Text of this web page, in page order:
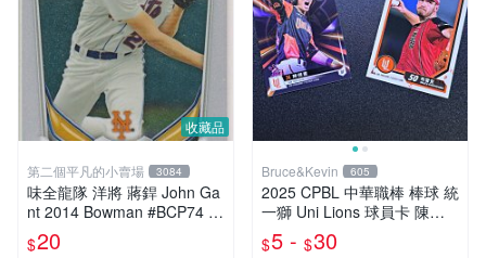
收藏品
第二個平凡的小賣場 3084
味全龍隊 洋將 蔣銲 John Ga
nt 2014 Bowman #BCP74 C
hrome 新秀球員卡
$20
Bruce&Kevin 605
2025 CPBL 中華職棒 棒球 統
一獅 Uni Lions 球員卡 陳傑
憲 布雷克 古林睿煬
$5 - $30